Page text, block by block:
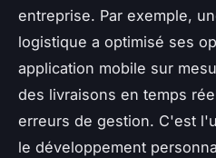
entreprise. Par exemple,
logistique a optimisé ses
application mobile sur
des livraisons en temps
erreurs de gestion. C'est
le développement